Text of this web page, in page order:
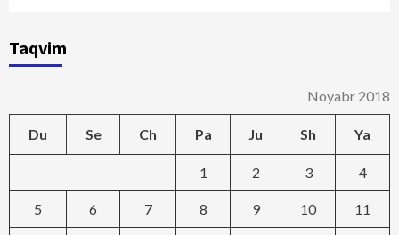
Taqvim
Noyabr 2018
Du Se Ch Pa Ju Sh Ya
1 2 3 4
5 6 7 8 9 10 11